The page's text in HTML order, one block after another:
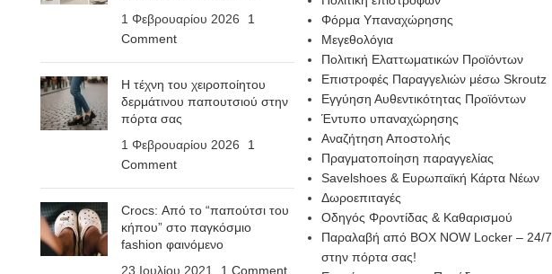
1 Φεβρουαρίου 2026
1
Comment
Η τέχνη του χειροποίητου
δερμάτινου παπουτσιού στην
πόρτα σας
1 Φεβρουαρίου 2026
1
Comment
Crocs: Από το “παπούτσι του
κήπου” στο παγκόσμιο
fashion φαινόμενο
23 Ιουλίου 2021
1 Comment
Φόρμα Υπαναχώρησης
Μεγεθολόγια
Πολιτική Ελαττωματικών Προϊόντων
Επιστροφές Παραγγελιών μέσω Skroutz
Εγγύηση Αυθεντικότητας Προϊόντων
Έντυπο υπαναχώρησης
Αναζήτηση Αποστολής
Πραγματοποίηση παραγγελίας
Savelshoes & Ευρωπαϊκή Κάρτα Νέων
Δωροεπιταγές
Οδηγός Φροντίδας & Καθαρισμού
Παραλαβή από BOX NOW Locker – 24/7
στην πόρτα σας!